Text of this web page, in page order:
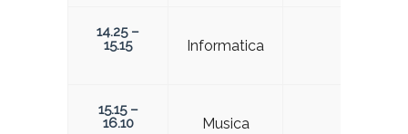
14.25 –
15.15
Informatica
15.15 –
16.10
Musica